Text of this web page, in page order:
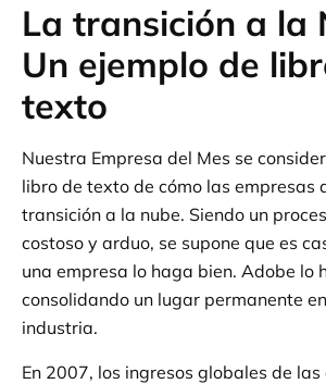
La transición a la
Un ejemplo de
texto
Nuestra Empresa del Mes se
libro de texto de cómo las empresas
transición a la nube. Siendo un
costoso y arduo, se supone que es
una empresa lo haga bien. Adobe lo
consolidando un lugar permanente
industria.
En 2007, los ingresos globales de